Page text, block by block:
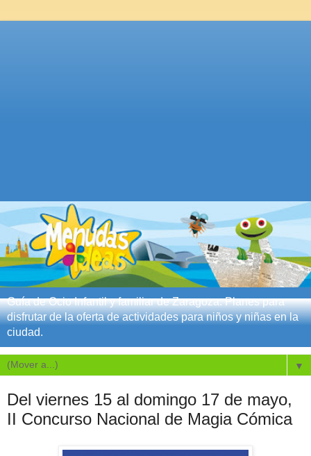
Guía de Ocio Infantil y familiar de Zaragoza. Planes para
disfrutar de la oferta de actividades para niños y niñas en la
ciudad.
▼
Del viernes 15 al domingo 17 de mayo,
II Concurso Nacional de Magia Cómica